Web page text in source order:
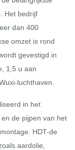
Het bedrijf
dan 400
omzet is rond
gevestigd in
1,5 u aan
luchthaven.
in het
de pijpen van het
HDT-de
aardolie,